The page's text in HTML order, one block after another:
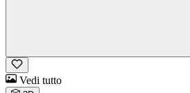
Vedi tutto